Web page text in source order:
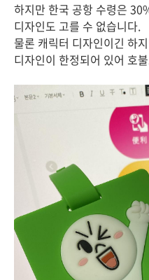
하지만 한국 공항 수령은
디자인도 고를 수 없습니다.
물론 캐릭터 디자인이긴 하
디자인이 한정되어 있어 호